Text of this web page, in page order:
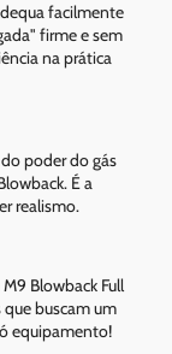
facilmente
firme e sem
na prática
poder do gás
É a
realismo.
Blowback Full
buscam um
equipamento!